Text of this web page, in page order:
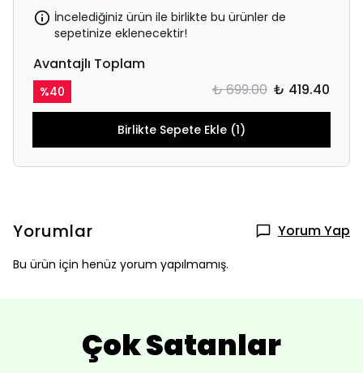
İncelediğiniz ürün ile birlikte bu ürünler de
sepetinize eklenecektir!
Avantajlı Toplam
%40 ₺ 699.00 ₺ 419.40
Birlikte Sepete Ekle (1)
Yorumlar Yorum Yap
Bu ürün için henüz yorum yapılmamış.
Çok Satanlar